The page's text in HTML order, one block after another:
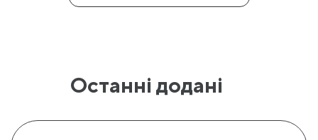
Останні додані